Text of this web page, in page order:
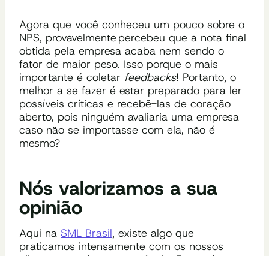
Agora que você conheceu um pouco sobre o
NPS, provavelmente percebeu que a nota final
obtida pela empresa acaba nem sendo o
fator de maior peso. Isso porque o mais
importante é coletar feedbacks! Portanto, o
melhor a se fazer é estar preparado para ler
possíveis críticas e recebê-las de coração
aberto, pois ninguém avaliaria uma empresa
caso não se importasse com ela, não é
mesmo?
Nós valorizamos a sua
opinião
Aqui na SML Brasil, existe algo que
praticamos intensamente com os nossos